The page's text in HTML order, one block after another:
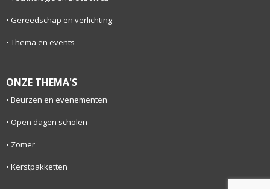
Gereedschap en verlichting
Thema en events
ONZE THEMA'S
Beurzen en evenementen
Open dagen scholen
Zomer
Kerstpakketten